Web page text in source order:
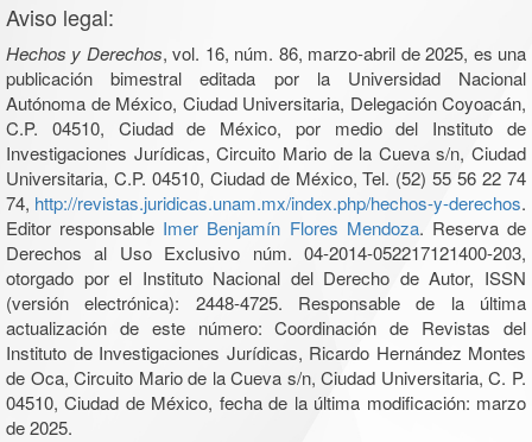
Aviso legal:
Hechos y Derechos, vol. 16, núm. 86, marzo-abril de 2025, es una
publicación bimestral editada por la Universidad Nacional
Autónoma de México, Ciudad Universitaria, Delegación Coyoacán,
C.P. 04510, Ciudad de México, por medio del Instituto de
Investigaciones Jurídicas, Circuito Mario de la Cueva s/n, Ciudad
Universitaria, C.P. 04510, Ciudad de México, Tel. (52) 55 56 22 74
74, http://revistas.juridicas.unam.mx/index.php/hechos-y-derechos.
Editor responsable Imer Benjamín Flores Mendoza. Reserva de
Derechos al Uso Exclusivo núm. 04-2014-052217121400-203,
otorgado por el Instituto Nacional del Derecho de Autor, ISSN
(versión electrónica): 2448-4725. Responsable de la última
actualización de este número: Coordinación de Revistas del
Instituto de Investigaciones Jurídicas, Ricardo Hernández Montes
de Oca, Circuito Mario de la Cueva s/n, Ciudad Universitaria, C. P.
04510, Ciudad de México, fecha de la última modificación: marzo
de 2025.